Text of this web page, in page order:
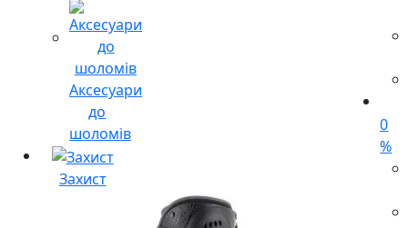
Аксесуари
до
шоломів
Захист
0
%